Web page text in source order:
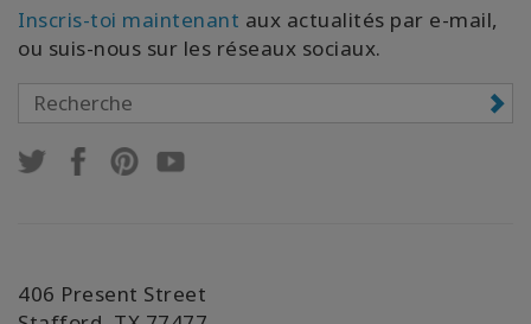
Inscris-toi maintenant aux actualités par e-mail,
ou suis-nous sur les réseaux sociaux.
406 Present Street